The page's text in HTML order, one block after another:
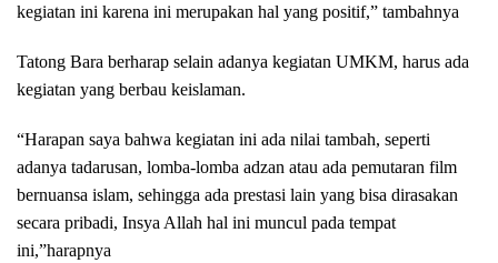
kegiatan ini karena ini merupakan hal yang positif,” tambahnya
Tatong Bara berharap selain adanya kegiatan UMKM, harus ada
kegiatan yang berbau keislaman.
“Harapan saya bahwa kegiatan ini ada nilai tambah, seperti
adanya tadarusan, lomba-lomba adzan atau ada pemutaran film
bernuansa islam, sehingga ada prestasi lain yang bisa dirasakan
secara pribadi, Insya Allah hal ini muncul pada tempat
ini,”harapnya